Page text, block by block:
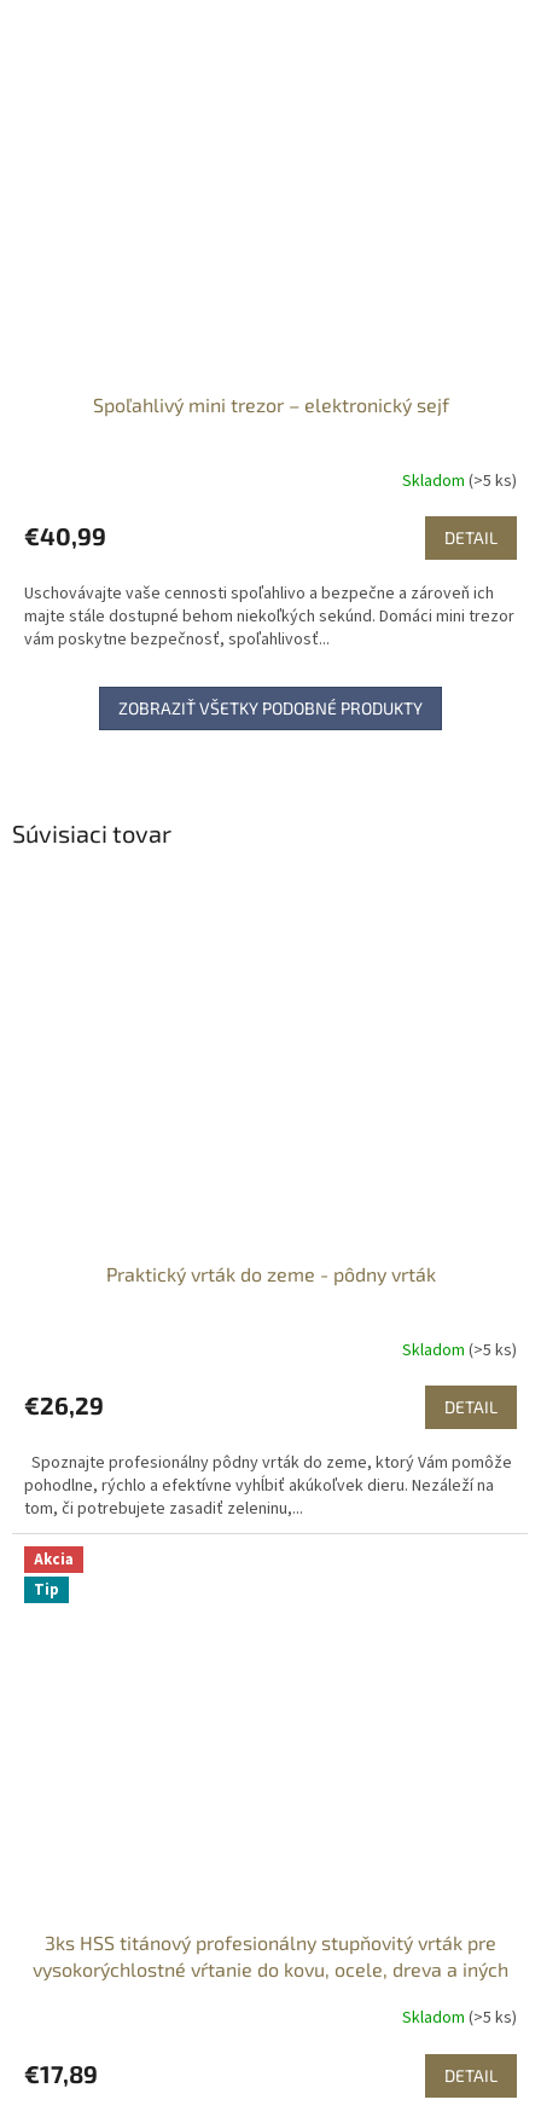
Súvisiaci tovar
Praktický vrták do zeme - pôdny vrták
Skladom (>5 ks)
€26,29 DETAIL
Spoznajte profesionálny pôdny vrták do zeme, ktorý Vám pomôže
pohodlne, rýchlo a efektívne vyhĺbiť akúkoľvek dieru. Nezáleží na
tom, či potrebujete zasadiť zeleninu,...
Akcia
Tip
3ks HSS titánový profesionálny stupňovitý vrták pre
vysokorýchlostné vŕtanie do kovu, ocele, dreva a iných
Skladom (>5 ks)
€17,89 DETAIL
Spoľahlivý mini trezor – elektronický sejf
Skladom (>5 ks)
€40,99 DETAIL
Uschovávajte vaše cennosti spoľahlivo a bezpečne a zároveň ich
majte stále dostupné behom niekoľkých sekúnd. Domáci mini trezor
vám poskytne bezpečnosť, spoľahlivosť...
ZOBRAZIŤ VŠETKY PODOBNÉ PRODUKTY